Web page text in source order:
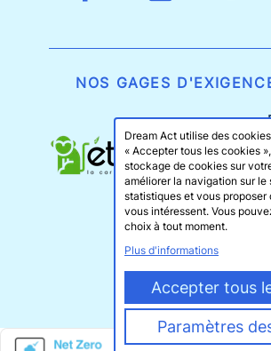
NOS GAGES
Dream Act utilise des
« Accepter tous les cookies
stockage de cookies sur
améliorer la navigation sur le
statistiques et vous proposer
vous intéressent. Vous
choix à tout moment.
Plus d'informations
Accepter tous
Paramètres